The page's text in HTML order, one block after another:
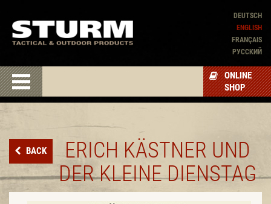
DEUTSCH
ENGLISH
FRANÇAIS
PУССКИЙ
ONLINE
SHOP
BACK
ERICH KÄSTNER UND
DER KLEINE DIENSTAG